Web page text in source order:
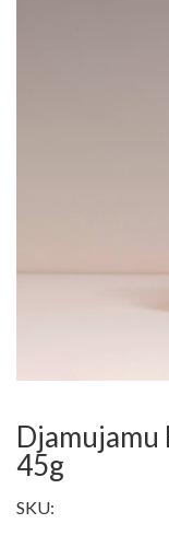
Djamujamu
45g
SKU: